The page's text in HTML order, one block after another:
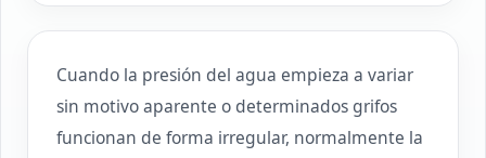
Cuando la presión del agua empieza a variar
sin motivo aparente o determinados grifos
funcionan de forma irregular, normalmente la